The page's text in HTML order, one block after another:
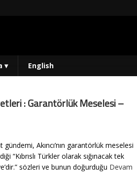
▾ English
: Garantörlük Meselesi –
Akıncı’nın garantörlük meselesi
“Kıbrıslı Türkler olarak sığınacak tek
sözleri ve bunun doğurduğu Devam